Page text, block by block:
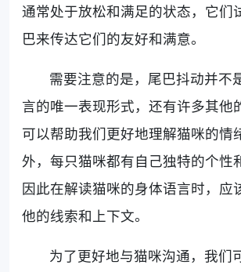
通常处于放松和满足的状态，它们
巴来传达它们的友好和满意。
需要注意的是，尾巴抖动并不
言的唯一表现形式，还有许多其他
可以帮助我们更好地理解猫咪的情
外，每只猫咪都有自己独特的个性
因此在解读猫咪的身体语言时，应
他的线索和上下文。
为了更好地与猫咪沟通，我们